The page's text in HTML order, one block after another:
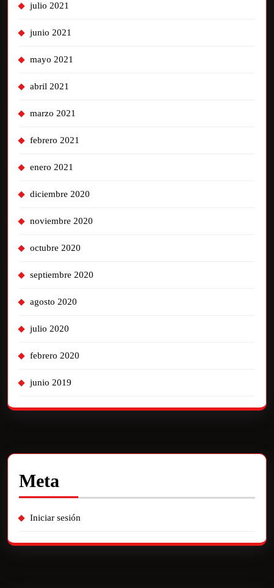
julio 2021
junio 2021
mayo 2021
abril 2021
marzo 2021
febrero 2021
enero 2021
diciembre 2020
noviembre 2020
octubre 2020
septiembre 2020
agosto 2020
julio 2020
febrero 2020
junio 2019
Meta
Iniciar sesión